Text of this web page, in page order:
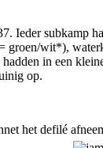
Ieder subkamp
groen/wit*),
in een
op.
het defilé